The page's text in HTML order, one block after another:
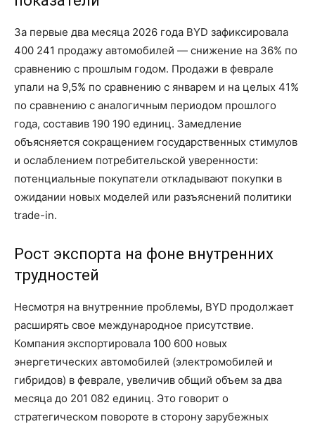
За первые два месяца 2026 года BYD зафиксировала
400 241 продажу автомобилей — снижение на 36% по
сравнению с прошлым годом. Продажи в феврале
упали на 9,5% по сравнению с январем и на целых 41%
по сравнению с аналогичным периодом прошлого
года, составив 190 190 единиц. Замедление
объясняется сокращением государственных стимулов
и ослаблением потребительской уверенности:
потенциальные покупатели откладывают покупки в
ожидании новых моделей или разъяснений политики
trade-in.
Рост экспорта на фоне внутренних
трудностей
Несмотря на внутренние проблемы, BYD продолжает
расширять свое международное присутствие.
Компания экспортировала 100 600 новых
энергетических автомобилей (электромобилей и
гибридов) в феврале, увеличив общий объем за два
месяца до 201 082 единиц. Это говорит о
стратегическом повороте в сторону зарубежных